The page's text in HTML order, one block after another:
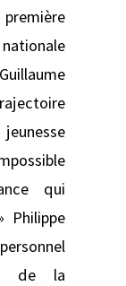
qui
Philippe
de la